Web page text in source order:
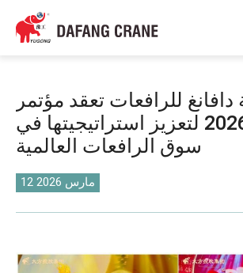
للرافعات تعقد مؤتمر
مبيعات 2026 لتعزيز استراتيجيتها في
سوق الرافعات العالمية
12 مارس 2026
Bahasa Indonesia
Bahasa Melayu
বাংলা
فارسی
Pilipino
اردو
Українська
Беларуская мова